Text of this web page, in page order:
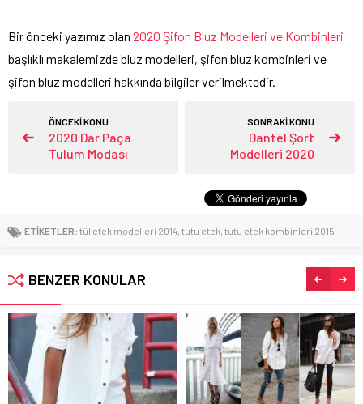
Bir önceki yazımız olan 2020 Şifon Bluz Modelleri ve Kombinleri
başlıklı makalemizde bluz modelleri, şifon bluz kombinleri ve
şifon bluz modelleri hakkında bilgiler verilmektedir.
ÖNCEKİ KONU
2020 Dar Paça
Tulum Modası
SONRAKİ KONU
Dantel Şort
Modelleri 2020
ETİKETLER: tül etek modelleri 2014 tutu etek tutu etek kombinleri 2015
BENZER KONULAR